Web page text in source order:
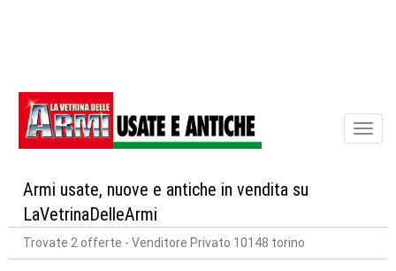
Armi usate, nuove e antiche in vendita su
LaVetrinaDelleArmi
Trovate 2 offerte - Venditore Privato 10148 torino